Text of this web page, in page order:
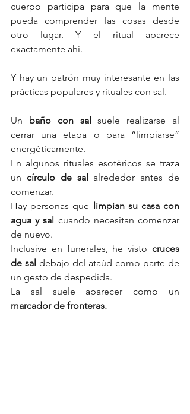
cuerpo participa para que la mente
pueda comprender las cosas desde
otro lugar. Y el ritual aparece
exactamente ahí.
Y hay un patrón muy interesante en las
prácticas populares y rituales con sal.
Un baño con sal suele realizarse al
cerrar una etapa o para “limpiarse”
energéticamente.
En algunos rituales esotéricos se traza
un círculo de sal alrededor antes de
comenzar.
Hay personas que limpian su casa con
agua y sal cuando necesitan comenzar
de nuevo.
Inclusive en funerales, he visto cruces
de sal debajo del ataúd como parte de
un gesto de despedida.
marcador de fronteras.